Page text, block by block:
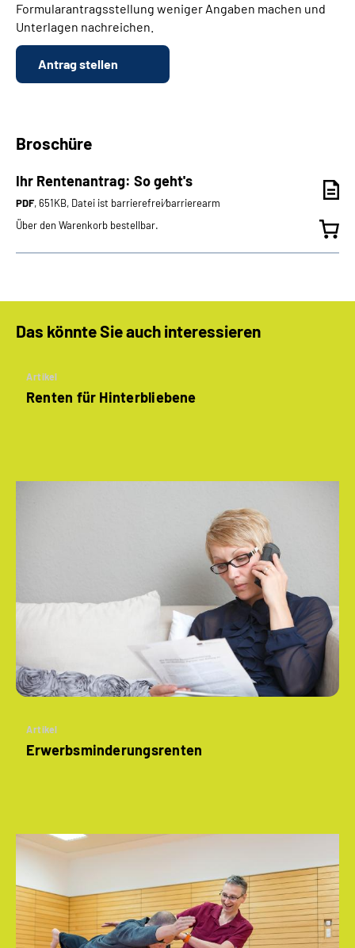
Formularantragsstellung weniger Angaben machen und
Unterlagen nachreichen.
Antrag stellen
Broschüre
Ihr Rentenantrag: So geht's
PDF, 651KB, Datei ist barrierefrei⁄barrierearm
Über den Warenkorb bestellbar.
Das könnte Sie auch interessieren
Artikel
Renten für Hinterbliebene
Artikel
­Erwerbsminderungs­renten